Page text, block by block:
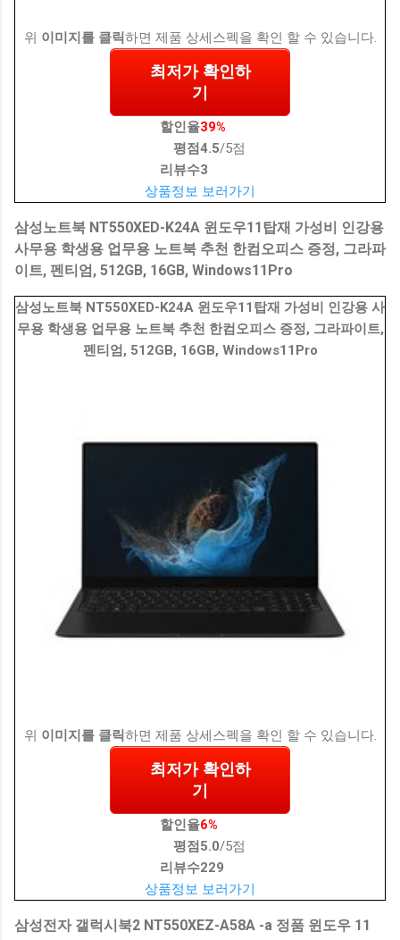
위 이미지를 클릭하면 제품 상세스펙을 확인 할 수 있습니다.
최저가 확인하
기
할인율39%
평점4.5/5점
리뷰수3
상품정보 보러가기
삼성노트북 NT550XED-K24A 윈도우11탑재 가성비 인강용
사무용 학생용 업무용 노트북 추천 한컴오피스 증정, 그라파
이트, 펜티엄, 512GB, 16GB, Windows11Pro
삼성노트북 NT550XED-K24A 윈도우11탑재 가성비 인강용 사
무용 학생용 업무용 노트북 추천 한컴오피스 증정, 그라파이트,
펜티엄, 512GB, 16GB, Windows11Pro
위 이미지를 클릭하면 제품 상세스펙을 확인 할 수 있습니다.
최저가 확인하
기
할인율6%
평점 5.0/5점
리뷰수229
상품정보 보러가기
삼성전자 갤럭시북2 NT550XEZ-A58A -a 정품 윈도우 11